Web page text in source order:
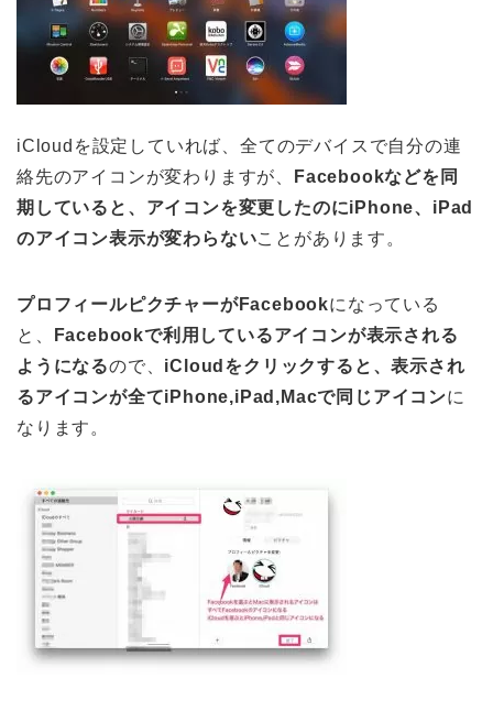
iCloudを設定していれば、全てのデバイスで自分の連
絡先のアイコンが変わりますが、
Facebookなどを同
期していると、アイコンを変更したのにiPhone、iPad
のアイコン表示が変わらないことがあります。
プロフィールピクチャーがFacebookになっている
と、
Facebookで利用しているアイコンが表示される
ようになるので、 iCloudをクリックすると、表示され
るアイコンが全てiPhone,iPad,Macで同じアイコンに
なります。